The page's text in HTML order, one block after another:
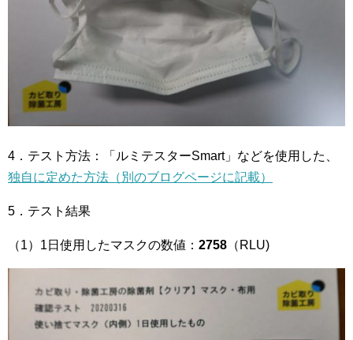
4．テスト方法：「ルミテスターSmart」などを使用した、
独自に定めた方法（別のブログページに記載）
5．テスト結果
（1）1日使用したマスクの数値： 2758 （RLU)